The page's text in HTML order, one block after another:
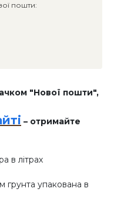
пошти:
"Нової пошти",
– отримайте
в літрах
грунта упакована в